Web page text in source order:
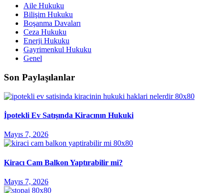
Aile Hukuku
Bilişim Hukuku
Boşanma Davaları
Ceza Hukuku
Enerji Hukuku
Gayrimenkul Hukuku
Genel
Son Paylaşılanlar
İpotekli Ev Satışında Kiracının Hukuki
Mayıs 7, 2026
Kiracı Cam Balkon Yaptırabilir mi?
Mayıs 7, 2026